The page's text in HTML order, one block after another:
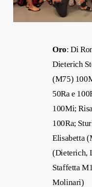
Oro: Di
Dieterich
(M75)
50Ra e
100Mi;
100Ra;
Elisabetta
(Dieterich,
Staffetta
Molinari)